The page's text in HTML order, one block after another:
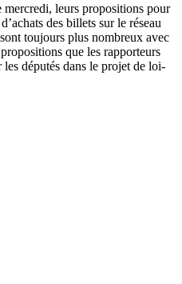
mercredi, leurs propositions pour
des billets sur le réseau
toujours plus nombreux avec
que les rapporteurs
députés dans le projet de loi-